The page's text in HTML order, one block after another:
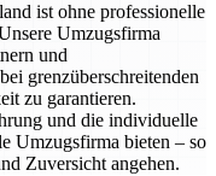
ist ohne professionelle
Umzugsfirma
und
grenzüberschreitenden
zu garantieren.
und die individuelle
Umzugsfirma bieten – so
Zuversicht angehen.